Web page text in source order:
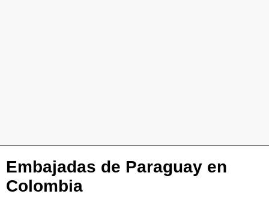
Embajadas de Paraguay en
Colombia